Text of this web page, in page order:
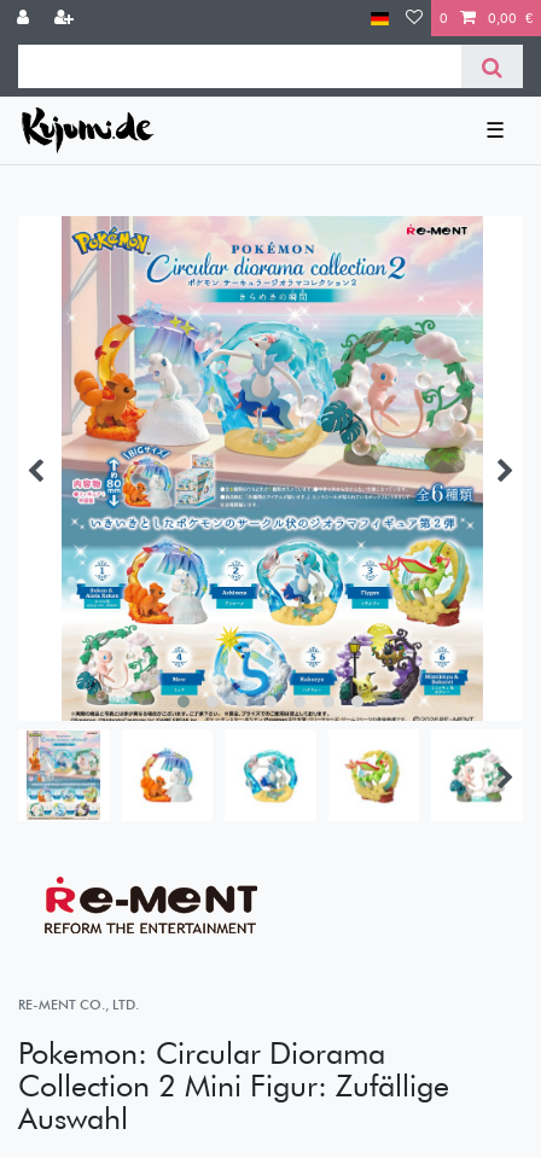
0 0,00 €
☰
RE-MENT CO., LTD.
Pokemon: Circular Diorama
Collection 2 Mini Figur: Zufällige
Auswahl